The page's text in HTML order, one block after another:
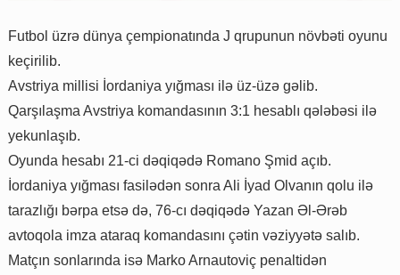
Futbol üzrə dünya çempionatında J qrupunun növbəti oyunu
keçirilib.
Avstriya millisi İordaniya yığması ilə üz-üzə gəlib.
Qarşılaşma Avstriya komandasının 3:1 hesablı qələbəsi ilə
yekunlaşıb.
Oyunda hesabı 21-ci dəqiqədə Romano Şmid açıb.
İordaniya yığması fasilədən sonra Ali İyad Olvanın qolu ilə
tarazlığı bərpa etsə də, 76-cı dəqiqədə Yazan Əl-Ərəb
avtoqola imza ataraq komandasını çətin vəziyyətə salıb.
Matçın sonlarında isə Marko Arnautoviç penaltidən